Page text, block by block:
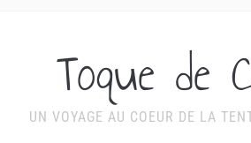
Toque de
UN VOYAGE AU COEUR DE LA